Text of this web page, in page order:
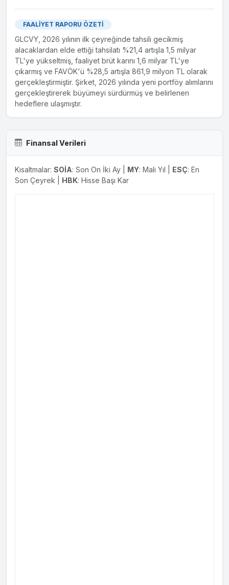
FAALİYET RAPORU ÖZETİ
GLCVY, 2026 yılının ilk çeyreğinde tahsili gecikmiş
alacaklardan elde ettiği tahsilatı %21,4 artışla 1,5 milyar
TL'ye yükseltmiş, faaliyet brüt karını 1,6 milyar TL'ye
çıkarmış ve FAVÖK'ü %28,5 artışla 861,9 milyon TL olarak
gerçekleştirmiştir. Şirket, 2026 yılında yeni portföy alımlarını
gerçekleştirerek büyümeyi sürdürmüş ve belirlenen
hedeflere ulaşmıştır.
Finansal Verileri
Kısaltmalar: SOİA: Son On İki Ay | MY: Mali Yıl | ESÇ: En
Son Çeyrek | HBK: Hisse Başı Kar